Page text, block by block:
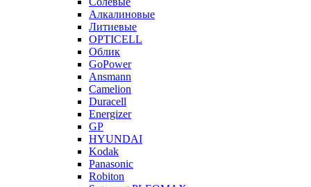
Алкалиновые
Литиевые
OPTICELL
Облик
GoPower
Ansmann
Camelion
Duracell
Energizer
GP
HYUNDAI
Kodak
Panasonic
Robiton